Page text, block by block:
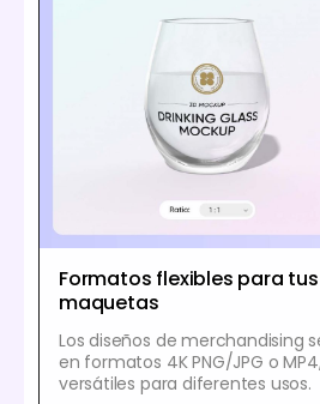
Formatos flexibles para
maquetas
Los diseños de merchandising
en formatos 4K PNG/JPG o
versátiles para diferentes usos.